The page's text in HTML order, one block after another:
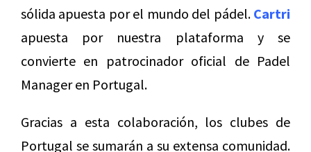
sólida apuesta por el mundo del pádel. Cartri
apuesta por nuestra plataforma y se
convierte en patrocinador oficial de Padel
Manager en Portugal.
Gracias a esta colaboración, los clubes de
Portugal se sumarán a su extensa comunidad.